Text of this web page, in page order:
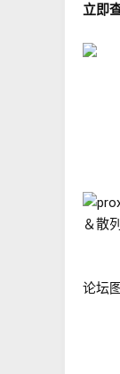
立即
论坛